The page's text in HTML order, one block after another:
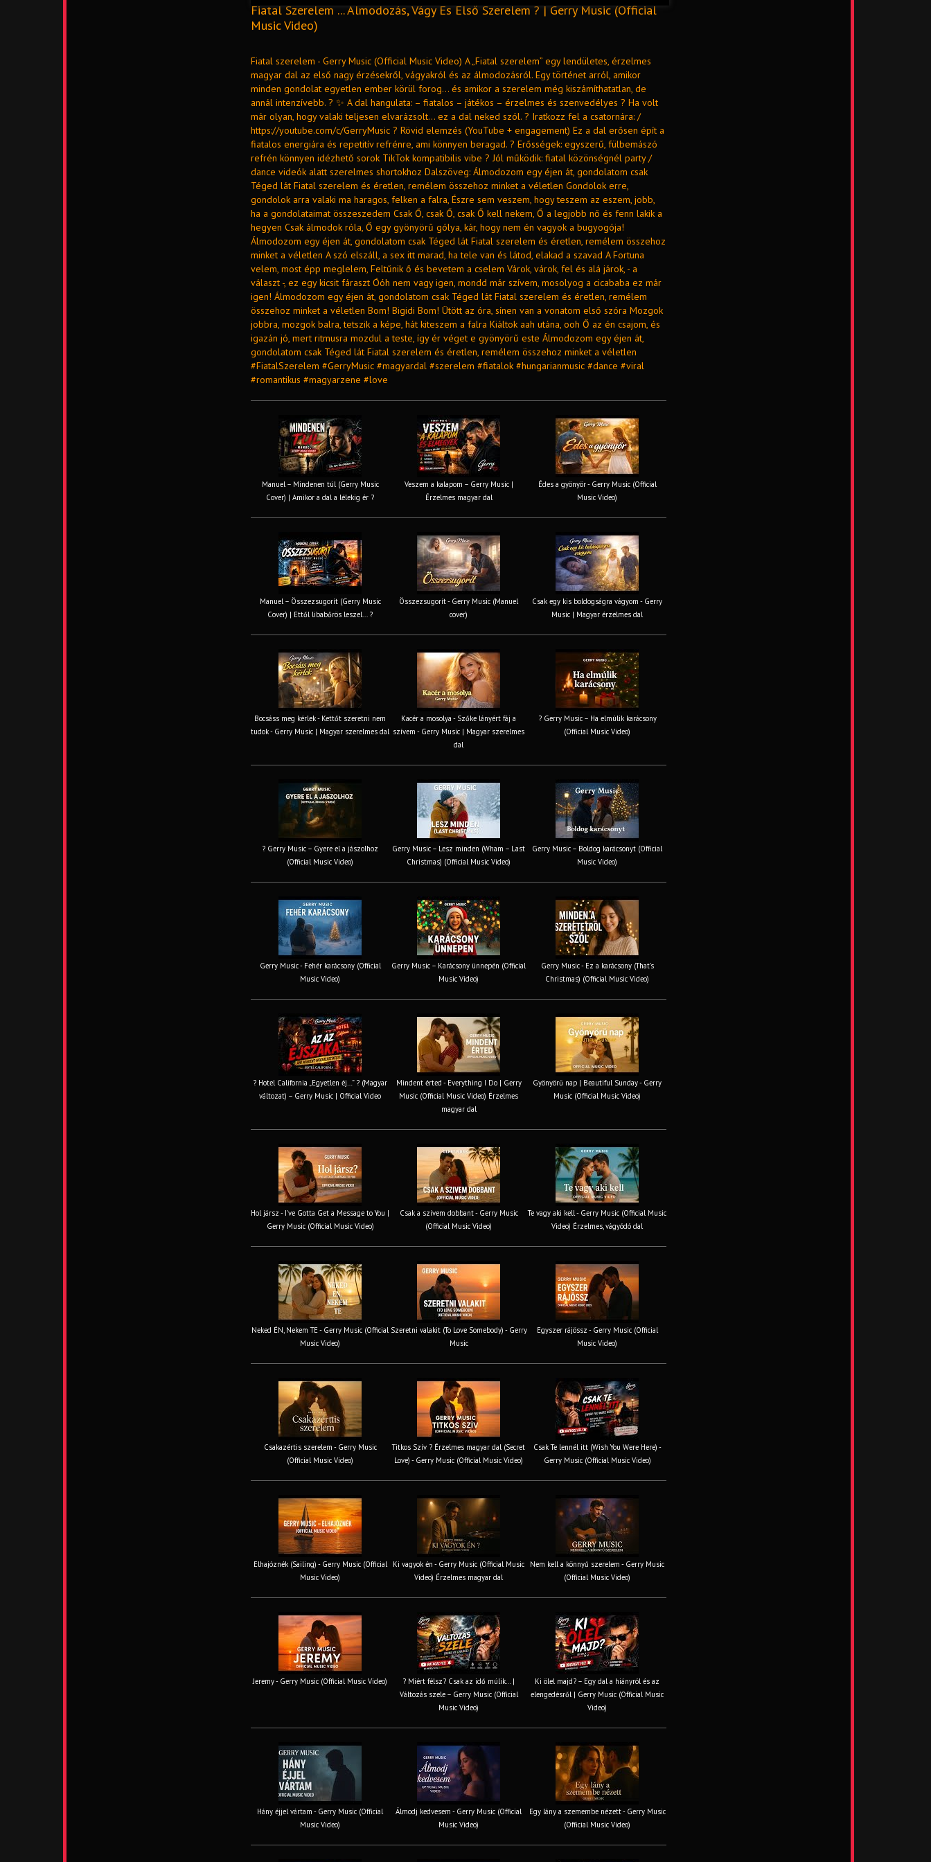
Fiatal Szerelem ... Álmodozás, Vágy És Első Szerelem ? | Gerry Music (Official
Music Video)
Fiatal szerelem - Gerry Music (Official Music Video) A „Fiatal szerelem” egy lendületes, érzelmes
magyar dal az első nagy érzésekről, vágyakról és az álmodozásról. Egy történet arról, amikor
minden gondolat egyetlen ember körül forog… és amikor a szerelem még kiszámíthatatlan, de
annál intenzívebb. ? ✨ A dal hangulata: – fiatalos – játékos – érzelmes és szenvedélyes ? Ha volt
már olyan, hogy valaki teljesen elvarázsolt… ez a dal neked szól. ? Iratkozz fel a csatornára: /
https://youtube.com/c/GerryMusic ? Rövid elemzés (YouTube + engagement) Ez a dal erősen épít a
fiatalos energiára és repetitív refrénre, ami könnyen beragad. ? Erősségek: egyszerű, fülbemászó
refrén könnyen idézhető sorok TikTok kompatibilis vibe ? Jól működik: fiatal közönségnél party /
dance videók alatt szerelmes shortokhoz Dalszöveg: Álmodozom egy éjen át, gondolatom csak
Téged lát Fiatal szerelem és éretlen, remélem összehoz minket a véletlen Gondolok erre,
gondolok arra valaki ma haragos, felken a falra, Észre sem veszem, hogy teszem az eszem, jobb,
ha a gondolataimat összeszedem Csak Ő, csak Ő, csak Ő kell nekem, Ő a legjobb nő és fenn lakik a
hegyen Csak álmodok róla, Ő egy gyönyörű gólya, kár, hogy nem én vagyok a bugyogója!
Álmodozom egy éjen át, gondolatom csak Téged lát Fiatal szerelem és éretlen, remélem összehoz
minket a véletlen A szó elszáll, a sex itt marad, ha tele van és látod, elakad a szavad A Fortuna
velem, most épp meglelem, Feltűnik ő és bevetem a cselem Várok, várok, fel és alá járok, - a
választ -, ez egy kicsit fáraszt Óóh nem vagy igen, mondd már szívem, mosolyog a cicababa ez már
igen! Álmodozom egy éjen át, gondolatom csak Téged lát Fiatal szerelem és éretlen, remélem
összehoz minket a véletlen Bom! Bigidi Bom! Ütött az óra, sínen van a vonatom első szóra Mozgok
jobbra, mozgok balra, tetszik a képe, hát kiteszem a falra Kiáltok aah utána, ooh Ő az én csajom, és
igazán jó, mert ritmusra mozdul a teste, így ér véget e gyönyörű este Álmodozom egy éjen át,
gondolatom csak Téged lát Fiatal szerelem és éretlen, remélem összehoz minket a véletlen
#FiatalSzerelem #GerryMusic #magyardal #szerelem #fiatalok #hungarianmusic #dance #viral
#romantikus #magyarzene #love
Manuel – Mindenen túl (Gerry Music
Cover) | Amikor a dal a lélekig ér ?
Veszem a kalapom – Gerry Music |
Érzelmes magyar dal
Édes a gyönyör - Gerry Music (Official
Music Video)
Manuel – Összezsugorít (Gerry Music
Cover) | Ettől libabőrös leszel... ?
Összezsugorít - Gerry Music (Manuel
cover)
Csak egy kis boldogságra vágyom - Gerry
Music | Magyar érzelmes dal
Bocsáss meg kérlek - Kettőt szeretni nem
tudok - Gerry Music | Magyar szerelmes dal
Kacér a mosolya - Szőke lányért fáj a
szívem - Gerry Music | Magyar szerelmes
dal
? Gerry Music – Ha elmúlik karácsony
(Official Music Video)
? Gerry Music – Gyere el a jászolhoz
(Official Music Video)
Gerry Music – Lesz minden (Wham – Last
Christmas) (Official Music Video)
Gerry Music – Boldog karácsonyt (Official
Music Video)
Gerry Music - Fehér karácsony (Official
Music Video)
Gerry Music – Karácsony ünnepén (Official
Music Video)
Gerry Music - Ez a karácsony (That's
Christmas) (Official Music Video)
? Hotel California „Egyetlen éj…” ? (Magyar
változat) – Gerry Music | Official Video
Mindent érted - Everything I Do | Gerry
Music (Official Music Video) Érzelmes
magyar dal
Gyönyörű nap | Beautiful Sunday - Gerry
Music (Official Music Video)
Hol jársz - I've Gotta Get a Message to You |
Gerry Music (Official Music Video)
Csak a szívem dobbant - Gerry Music
(Official Music Video)
Te vagy aki kell - Gerry Music (Official Music
Video) Érzelmes, vágyódó dal
Neked ÉN, Nekem TE - Gerry Music (Official
Music Video)
Szeretni valakit (To Love Somebody) - Gerry
Music
Egyszer rájössz - Gerry Music (Official
Music Video)
Csakazértis szerelem - Gerry Music
(Official Music Video)
Titkos Szív ? Érzelmes magyar dal (Secret
Love) - Gerry Music (Official Music Video)
Csak Te lennél itt (Wish You Were Here) -
Gerry Music (Official Music Video)
Elhajóznék (Sailing) - Gerry Music (Official
Music Video)
Ki vagyok én - Gerry Music (Official Music
Video) Érzelmes magyar dal
Nem kell a könnyű szerelem - Gerry Music
(Official Music Video)
Jeremy - Gerry Music (Official Music Video)
? Miért félsz? Csak az idő múlik… |
Változás szele – Gerry Music (Official
Music Video)
Ki ölel majd? – Egy dal a hiányról és az
elengedésről | Gerry Music (Official Music
Video)
Hány éjjel vártam - Gerry Music (Official
Music Video)
Álmodj kedvesem - Gerry Music (Official
Music Video)
Egy lány a szemembe nézett - Gerry Music
(Official Music Video)